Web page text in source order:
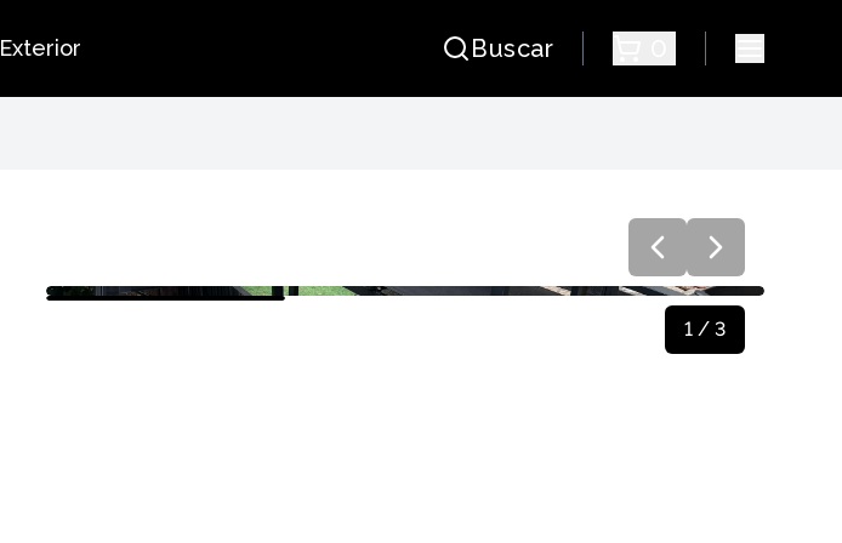
Exterior Buscar
Imágenes deJUEGO DE EXTERIOR EN TEXTILENO
1 / 3